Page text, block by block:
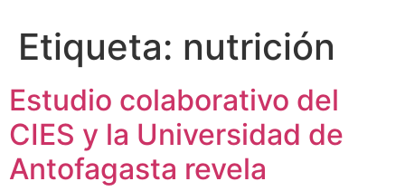
Etiqueta: nutrición
Estudio colaborativo del
CIES y la Universidad de
Antofagasta revela